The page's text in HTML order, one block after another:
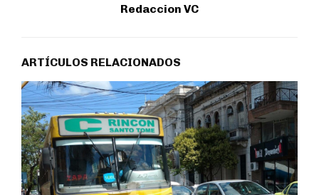
Redaccion VC
ARTÍCULOS RELACIONADOS